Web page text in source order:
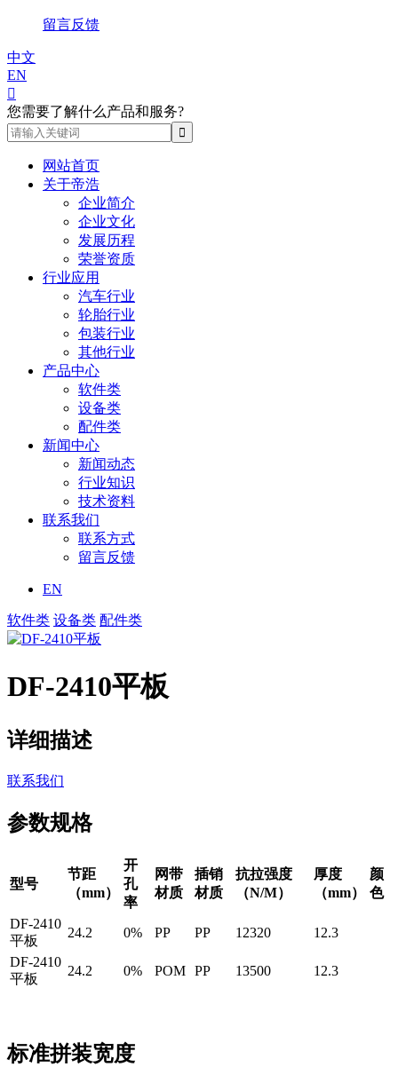
留言反馈
中文
EN

您需要了解什么产品和服务?
网站首页
关于帝浩
企业简介
企业文化
发展历程
荣誉资质
行业应用
汽车行业
轮胎行业
包装行业
其他行业
产品中心
软件类
设备类
配件类
新闻中心
新闻动态
行业知识
技术资料
联系我们
联系方式
留言反馈
EN
软件类 设备类 配件类
DF-2410平板
详细描述
联系我们
参数规格
型号
节距
（mm）
开
孔
率
网带
材质
插销
材质
抗拉强度
（N/M）
厚度
（mm）
颜
色
DF-2410
平板
24.2 0% PP PP 12320
12.3
DF-2410
平板
24.2 0% POM PP 13500 12.3
标准拼装宽度